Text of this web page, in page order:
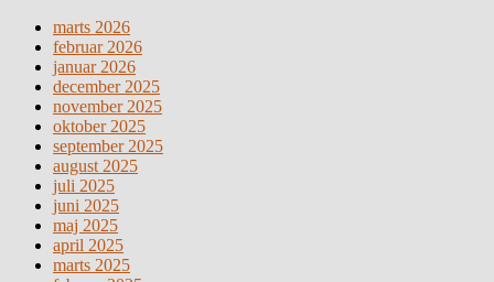
marts 2026
februar 2026
januar 2026
december 2025
november 2025
oktober 2025
september 2025
august 2025
juli 2025
juni 2025
maj 2025
april 2025
marts 2025